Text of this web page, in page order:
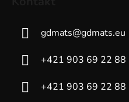
gdmats@gdmats.eu
+421 903 69 22 88
+421 903 69 22 88